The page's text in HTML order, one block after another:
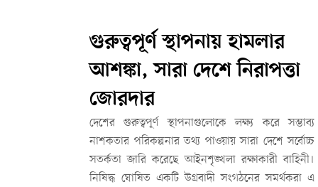
গুরুত্বপূর্ণ স্থাপনায় হামলার
আশঙ্কা, সারা দেশে নিরাপত্তা
জোরদার
দেশের গুরুত্বপূর্ণ স্থাপনাগুলোকে লক্ষ্য করে সম্ভাব্য
নাশকতার পরিকল্পনার তথ্য পাওয়ায় সারা দেশে সর্বোচ্চ
সতর্কতা জারি করেছে আইনশৃঙ্খলা রক্ষাকারী বাহিনী।
নিষিদ্ধ ঘোষিত একটি উগ্রবাদী সংগঠনের সমর্থকরা এ